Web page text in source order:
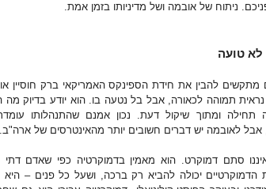
ניתוח של אובמה ושל מדיניותו בזמן אמת.
טועה
מתקשים להבין את חידת הספינקס האמריקאי ברק חוסיין
תמוהה לכאורה, אבל בל נטעה בו. הוא יודע בדיוק מה
ומתוך שיקול דעת. נכון אמנם שהתנהלותו עומדת
אבל לאובמה יש דברים חשובים יותר מהאינטרסים של ארה"ב.
סתם דמוקרט. הוא מאמין בדמוקרטיה כפי שאדם דתי
הדמוקרטיים יכולה להביא רק ברכה, ושעל כל פנים –